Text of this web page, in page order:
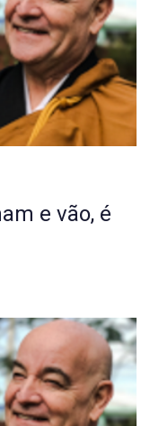
e vão, é